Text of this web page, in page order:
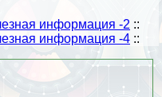
информация -2 ::
информация -4 ::